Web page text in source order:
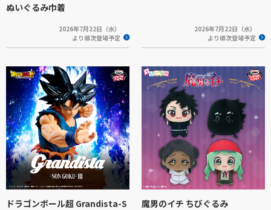
ぬいぐるみ巾着
2026年7月22日（水）
より順次登場予定
2026年7月22日（水）
より順次登場予定
ドラゴンボール超 Grandista-S
魔男のイチ ちびぐるみ